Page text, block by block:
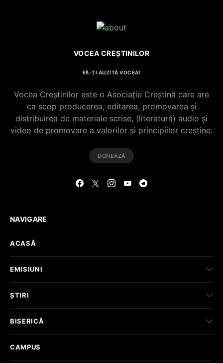
VOCEA CREȘTINILOR
FĂ-ȚI AUZITĂ VOCEA!
Vocea Creștinilor este o Asociație Creștină care are
ca scop producerea, editarea, promovarea și
distribuirea de materiale scrise, (literatură) audio și
video de promovare a valorilor și principiilor creștine.
DONEAZĂ
NAVIGARE
ACASĂ
EMISIUNI
ȘTIRI
BISERICĂ
CAMPUS